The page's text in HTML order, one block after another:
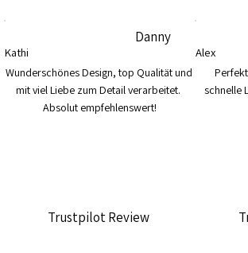
Kathi
Wunderschönes Design, top Qualität und
mit viel Liebe zum Detail verarbeitet.
Absolut empfehlenswert!
Danny
Trustpilot Review
Alex
schnelle